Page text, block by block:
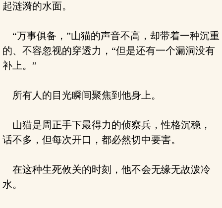
起涟漪的水面。
“万事俱备，”山猫的声音不高，却带着一种沉重
的、不容忽视的穿透力，“但是还有一个漏洞没有
补上。”
所有人的目光瞬间聚焦到他身上。
山猫是周正手下最得力的侦察兵，性格沉稳，
话不多，但每次开口，都必然切中要害。
在这种生死攸关的时刻，他不会无缘无故泼冷
水。